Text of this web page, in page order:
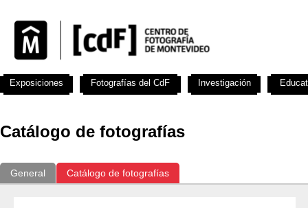
Catálogo de fotografías
General Catálogo de fotografías
Exposiciones Fotografías del CdF Investigación